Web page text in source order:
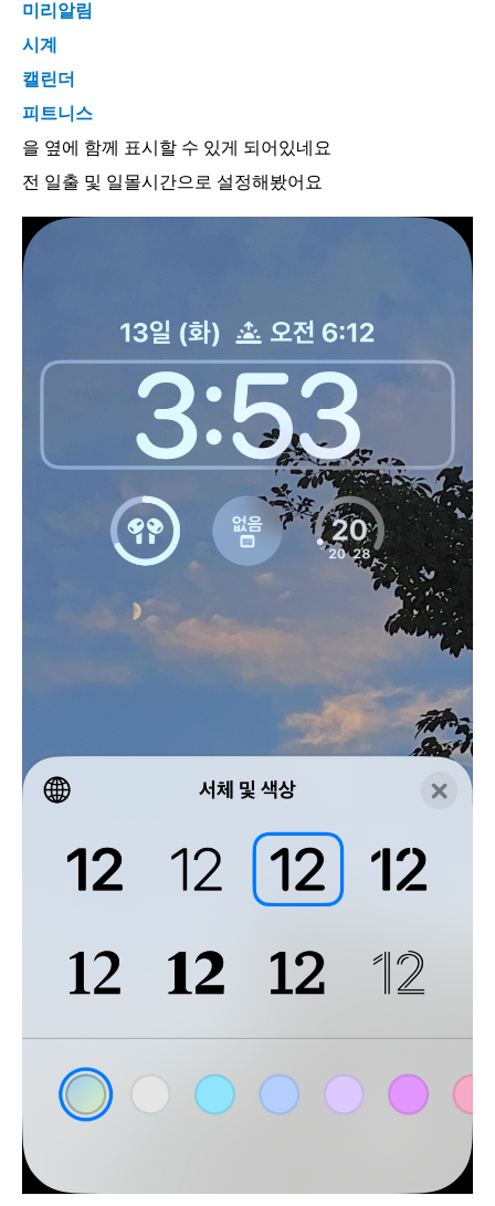
미리알림
시계
캘린더
피트니스
을 옆에 함께 표시할 수 있게 되어있네요
전 일출 및 일몰시간으로 설정해봤어요